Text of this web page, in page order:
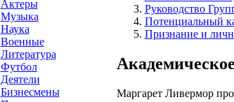
Актеры
Музыка
Наука
Военные
Литература
Футбол
Деятели
Бизнесмены
Руководство
Потенциальный
Признание и
Маргарет Ливермор